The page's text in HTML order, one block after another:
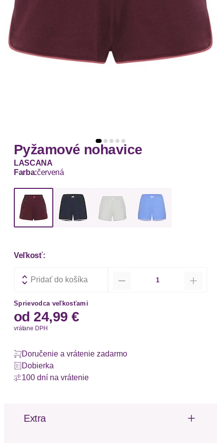
Pyžamové nohavice
LASCANA
Farba:červená
Veľkosť:
Pridať do košíka
Sprievodca veľkosťami
od 24,99 €
vrátane DPH
Doručenie a vrátenie zadarmo
Dobierka
100 dní na vrátenie
Extra